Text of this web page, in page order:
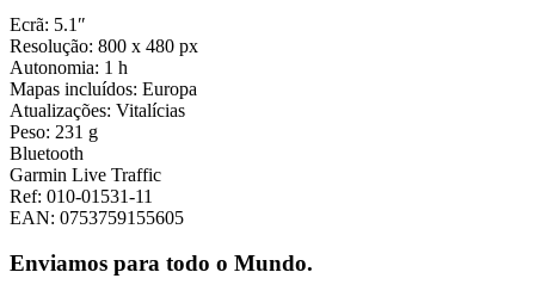
Ecrã: 5.1″
Resolução: 800 x 480 px
Autonomia: 1 h
Mapas incluídos: Europa
Atualizações: Vitalícias
Peso: 231 g
Bluetooth
Garmin Live Traffic
Ref: 010-01531-11
EAN: 0753759155605
Enviamos para todo o Mundo.